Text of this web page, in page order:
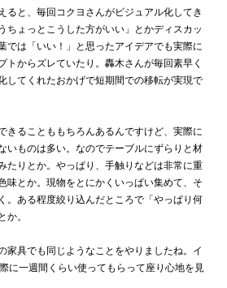
と、毎回コクヨさんがビジュアル化してき
ょっとこうした方がいい」とかディスカッ
では「いい！」と思ったアイデアでも実際に
トからズレていたり。轟木さんが毎回素早く
してくれたおかげで短期間での移転が実現で
ることももちろんあるんですけど、実際に
いものは多い。なのでテーブルにずらりと材
たりとか。やっぱり、手触りなどは非常に重
味とか。現物をとにかくいっぱい集めて、そ
。ある程度絞り込んだところで「やっぱり何
か。
家具でも同じようなことをやりましたね。イ
に一週間くらい使ってもらって座り心地を見